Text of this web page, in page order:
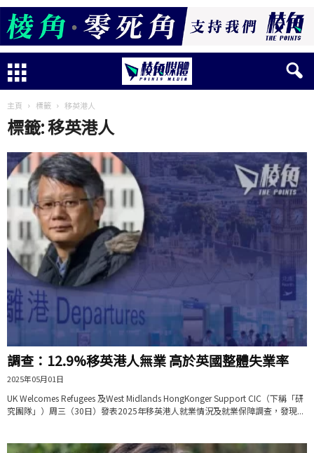
主頁 標籤 移英港人
標籤: 移英港人
調查：12.9%移英港人無業 高於英國整體失業率
2025年05月01日
UK Welcomes Refugees 及West Midlands HongKonger Support CIC（下稱「研
究團隊」）周三（30日）發表2025年移英港人就業情況及就業保障調查，發現...